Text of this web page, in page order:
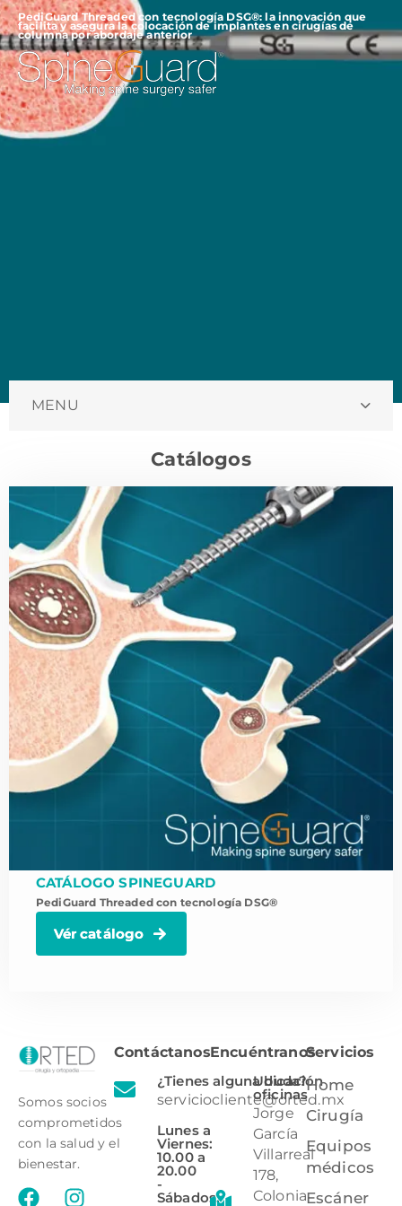
PediGuard Threaded con tecnología DSG®: la innovación que
facilita y asegura la colocación de implantes en cirugías de
columna por abordaje anterior
MENU
Catálogos
CATÁLOGO SPINEGUARD
PediGuard Threaded con tecnología DSG®
Vér catálogo
Somos socios
comprometidos
con la salud y el
bienestar.
Contáctanos
¿Tienes alguna duda?
serviciocliente@orted.mx
Lunes a
Viernes:
10.00 a
20.00
-
Sábados:
Encuéntranos
Ubicación
oficinas
Jorge
García
Villarreal
178,
Colonia
Servicios
Home
Cirugía
Equipos
médicos
Escáner